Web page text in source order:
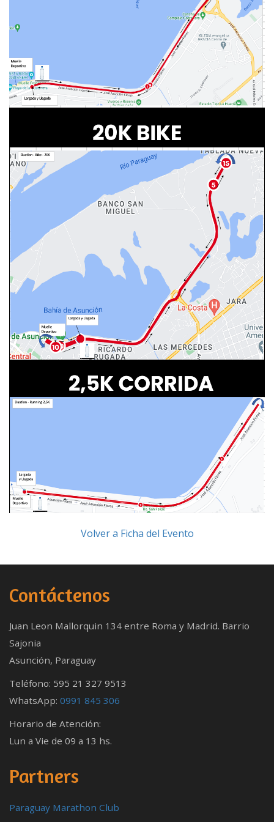
Volver a Ficha del Evento
Contáctenos
Juan Leon Mallorquin 134 entre Roma y Madrid. Barrio
Sajonia
Asunción, Paraguay
Teléfono: 595 21 327 9513
WhatsApp: 0991 845 306
Horario de Atención:
Lun a Vie de 09 a 13 hs.
Partners
Paraguay Marathon Club